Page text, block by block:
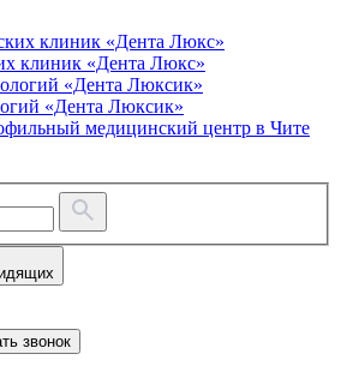
клиник «Дента Люкс»
«Дента Люксик»
звонок